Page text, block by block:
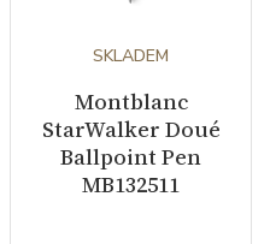
SKLADEM
Montblanc
StarWalker Doué
Ballpoint Pen
MB132511